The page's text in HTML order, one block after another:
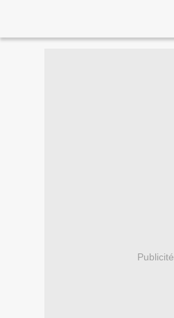
Publicité